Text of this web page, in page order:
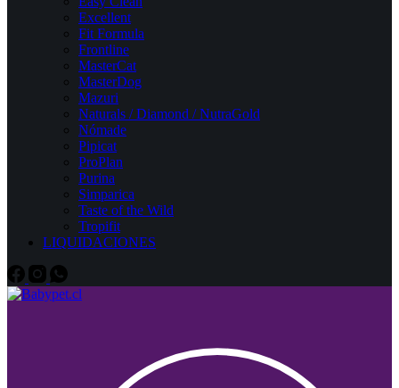
Excellent
Fit Formula
Frontline
MasterCat
MasterDog
Mazuri
Naturals / Diamond / NutraGold
Nómade
Pipicat
ProPlan
Purina
Simparica
Taste of the Wild
Tropifit
LIQUIDACIONES